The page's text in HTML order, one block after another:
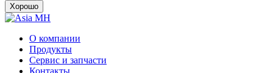
Хорошо
О компании
Продукты
Сервис и запчасти
Контакты